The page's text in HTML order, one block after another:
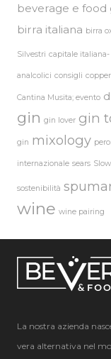
beverage e food
birra italiana birra
Silvestri capitale
analcolici consigli
Cantina Musita; evento
gin gin lover gin
gin mixology
internazionale sears
sostenibilità
wine wine pairing
La nostra azienda
vera alternativa nel